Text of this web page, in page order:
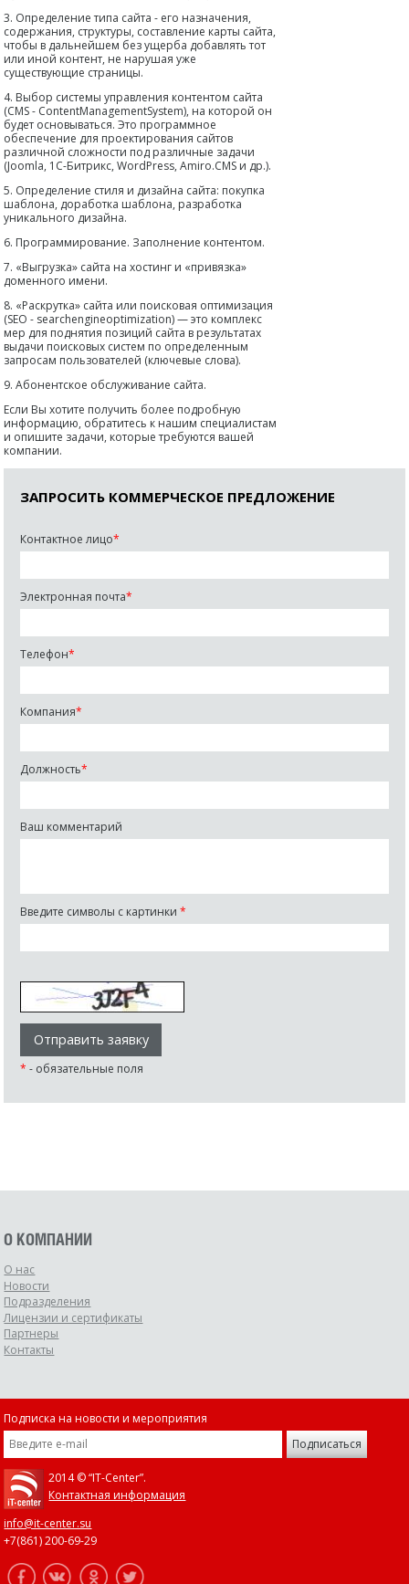
3. Определение типа сайта - его назначения,
содержания, структуры, составление карты сайта,
чтобы в дальнейшем без ущерба добавлять тот
или иной контент, не нарушая уже
существующие страницы.
4. Выбор системы управления контентом сайта
(CMS - ContentManagementSystem), на которой он
будет основываться. Это программное
обеспечение для проектирования сайтов
различной сложности под различные задачи
(Joomla, 1C-Битрикс, WordPress, Amiro.CMS и др.).
5. Определение стиля и дизайна сайта: покупка
шаблона, доработка шаблона, разработка
уникального дизайна.
6. Программирование. Заполнение контентом.
7. «Выгрузка» сайта на хостинг и «привязка»
доменного имени.
8. «Раскрутка» сайта или поисковая оптимизация
(SEO - searchengineoptimization) — это комплекс
мер для поднятия позиций сайта в результатах
выдачи поисковых систем по определенным
запросам пользователей (ключевые слова).
9. Абонентское обслуживание сайта.
Если Вы хотите получить более подробную
информацию, обратитесь к нашим специалистам
и опишите задачи, которые требуются вашей
компании.
ЗАПРОСИТЬ КОММЕРЧЕСКОЕ ПРЕДЛОЖЕНИЕ
Контактное лицо*
Электронная почта*
Телефон*
Компания*
Должность*
Ваш комментарий
Введите символы с картинки*
* - обязательные поля
О КОМПАНИИ
О нас
Новости
Подразделения
Лицензии и сертификаты
Партнеры
Контакты
Подписка на новости и мероприятия
2014 © “IT-Center”.
Контактная информация
info@it-center.su
+7(861) 200-69-29